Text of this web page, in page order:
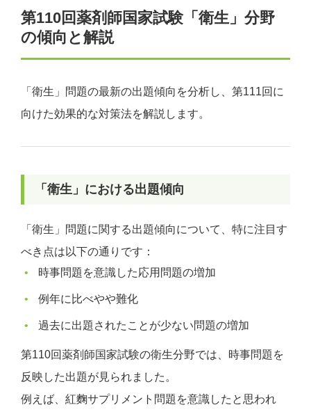
第110回薬剤師国家試験「衛生」分野
の傾向と解説
「衛生」問題の最新の出題傾向を分析し、第111回に
向けた効果的な対策法を解説します。
「衛生」における出題傾向
「衛生」問題に関する出題傾向について、特に注目す
べき点は以下の通りです：
時事問題を意識した応用問題の増加
例年に比べやや難化
過去に出題されたことが少ない問題の増加
第110回薬剤師国家試験の衛生分野では、時事問題を
反映した出題が見られました。
例えば、紅麴サプリメント問題を意識したと思われ